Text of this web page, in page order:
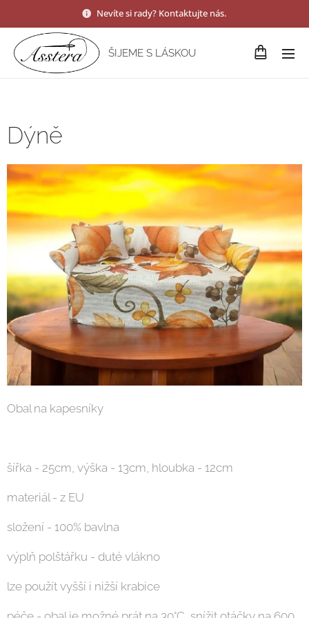
Nevíte si rady? Kontaktujte nás.
ŠIJEME S LÁSKOU
Dýně
Obal na kapesníky
šířka - 25cm, výška - 13cm, hloubka - 12cm
materiál - z EU
složení - 100% bavlna
výplň polštářku - duté vlákno
lze použít vyšší i nižší krabice